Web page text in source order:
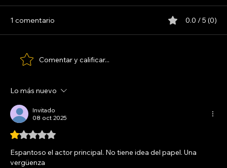
LINYERA
1 comentario 0.0 / 5 (0)
Comentar y calificar...
Lo más nuevo
Invitado
08 oct 2025
Obtuvo 1 de 5 estrellas.
Espantoso el actor principal. No tiene idea del papel. Una
vergüenza